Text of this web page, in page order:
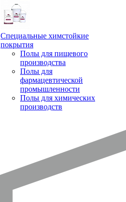
Специальные химстойкие
покрытия
Полы для пищевого
производства
Полы для
фармацевтической
промышленности
Полы для химических
производств